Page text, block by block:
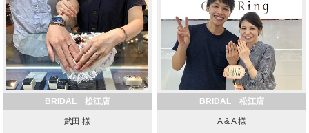
BRIDAL 松江店
武田 様
BRIDAL 松江店
A & A 様